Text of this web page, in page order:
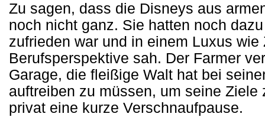
Zu sagen, dass die Disneys aus
noch nicht ganz. Sie hatten noch
zufrieden war und in einem Luxus
Berufsperspektive sah. Der Farmer
Garage, die fleißige Walt hat bei
auftreiben zu müssen, um seine
privat eine kurze Verschnaufpause.